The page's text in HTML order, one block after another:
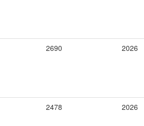
2690 2026
2478 2026